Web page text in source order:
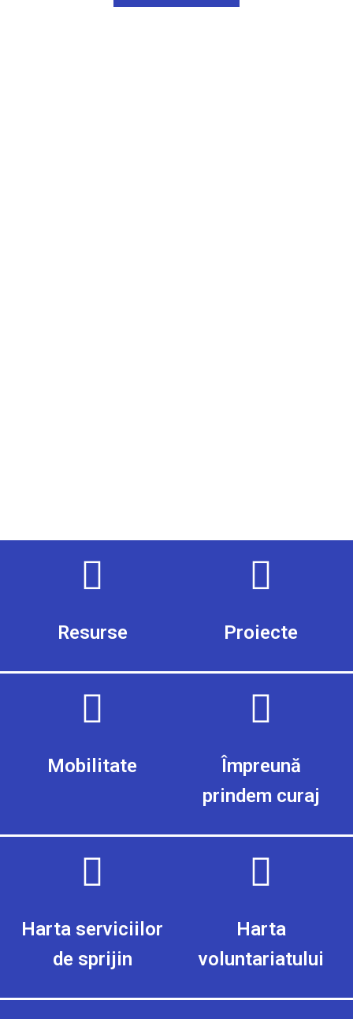
Resurse Proiecte
Mobilitate
Împreună
prindem curaj
Harta serviciilor
de sprijin
Harta
voluntariatului